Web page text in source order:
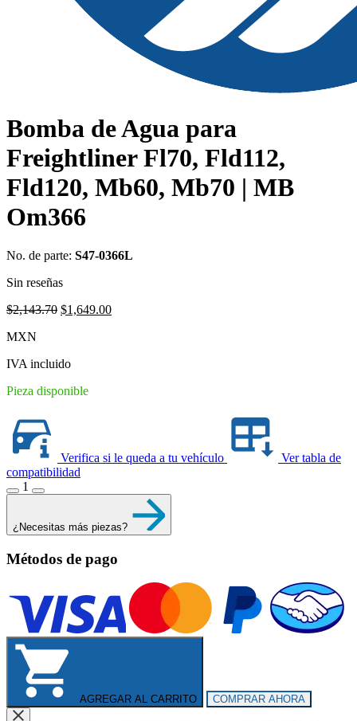
Bomba de Agua para
Freightliner Fl70, Fld112,
Fld120, Mb60, Mb70 | MB
Om366
No. de parte: S47-0366L
Sin reseñas
$2,143.70 Original
$1,649.00Current
MXN
IVA incluido
Pieza disponible
Verifica si le queda a tu vehículo
Ver tabla de
compatibilidad
1
¿Necesitas más piezas?
Métodos de pago
AGREGAR AL CARRITO COMPRAR AHORA